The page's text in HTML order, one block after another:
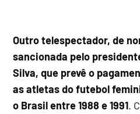
Outro telespectador, de
sancionada pelo
Silva, que prevê o
as atletas do futebol
o Brasil entre 1988 e 1991.